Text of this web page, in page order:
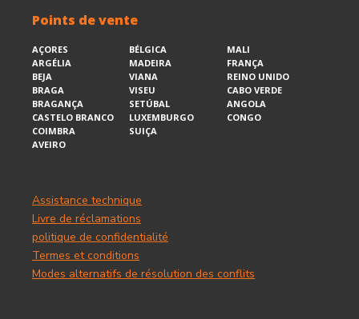
Points de vente
AÇORES
ARGÉLIA
BEJA
BRAGA
BRAGANÇA
CASTELO BRANCO
COIMBRA
AVEIRO
BÉLGICA
MADEIRA
VIANA
VISEU
SETÚBAL
LUXEMBURGO
SUIÇA
MALI
FRANÇA
REINO UNIDO
CABO VERDE
ANGOLA
CONGO
Assistance technique
Livre de réclamations
politique de confidentialité
Termes et conditions
Modes alternatifs de résolution des conflits